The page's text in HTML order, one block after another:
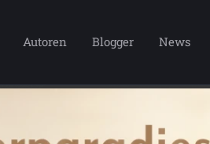
Autoren Blogger News